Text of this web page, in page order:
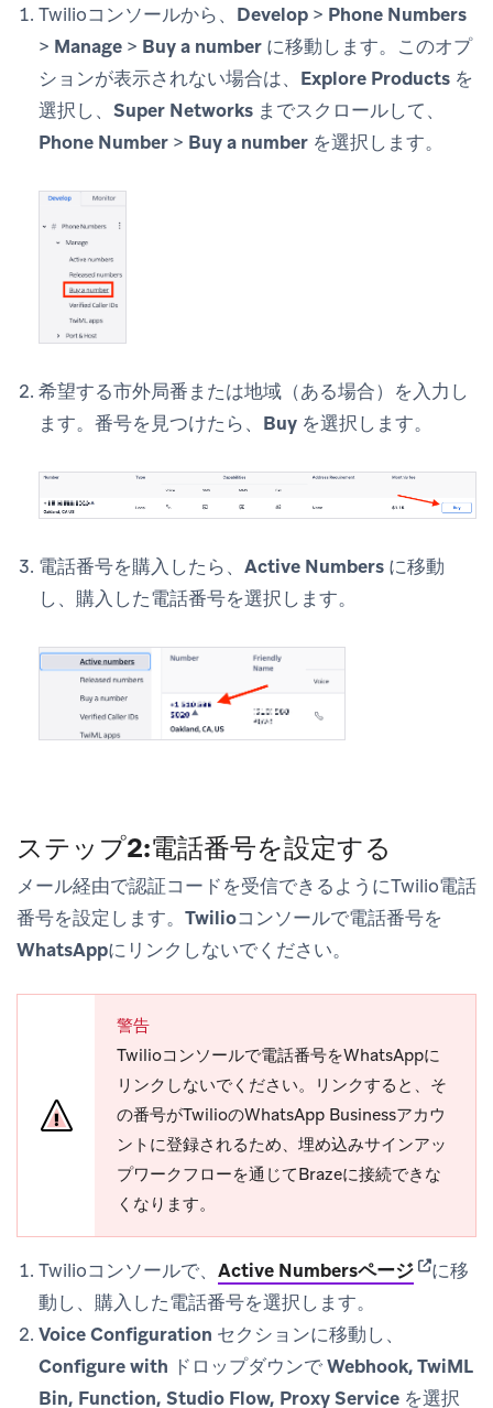
Twilioコンソールから、 Develop > Phone Numbers
> Manage > Buy a number に移動します。このオプ
ションが表示されない場合は、 Explore Products を
選択し、 Super Networks までスクロールして、
Phone Number > Buy a number を選択します。
希望する市外局番または地域（ある場合）を入力し
ます。番号を見つけたら、 Buy を選択します。
電話番号を購入したら、 Active Numbers に移動
し、購入した電話番号を選択します。
ステップ2:電話番号を設定する
メール経由で認証コードを受信できるようにTwilio電話
番号を設定します。 Twilioコンソールで電話番号を
WhatsAppにリンクしないでください。
警告
Twilioコンソールで電話番号をWhatsAppに
リンクしないでください。リンクすると、そ
の番号がTwilioのWhatsApp Businessアカウ
ントに登録されるため、埋め込みサインアッ
プワークフローを通じてBrazeに接続できな
くなります。
Twilioコンソールで、 Active Numbersページ(opens
に移
動し、購入した電話番号を選択します。
Voice Configuration セクションに移動し、
Configure with ドロップダウンでWebhook, TwiML
Bin, Function, Studio Flow, Proxy Service を選択